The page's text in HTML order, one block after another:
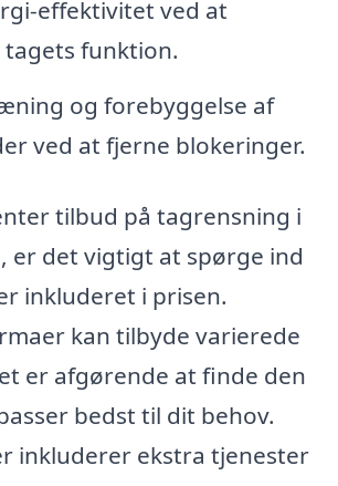
effektivitet ved at
funktion.
og forebyggelse af
ved at fjerne blokeringer.
tilbud på tagrensning i
er det vigtigt at spørge ind
inkluderet i prisen.
kan tilbyde varierede
er afgørende at finde den
bedst til dit behov.
inkluderer ekstra tjenester